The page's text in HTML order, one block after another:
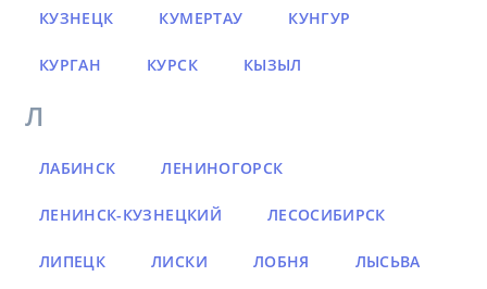
КУЗНЕЦК КУМЕРТАУ КУНГУР
КУРГАН КУРСК КЫЗЫЛ
Л
ЛАБИНСК ЛЕНИНОГОРСК
ЛЕНИНСК-КУЗНЕЦКИЙ ЛЕСОСИБИРСК
ЛИПЕЦК ЛИСКИ ЛОБНЯ ЛЫСЬВА